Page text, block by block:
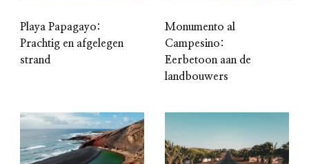
Playa Papagayo:
Prachtig en afgelegen
strand
Monumento al
Campesino:
Eerbetoon aan de
landbouwers